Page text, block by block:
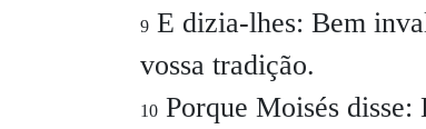
9 E dizia-lhes: Bem
vossa tradição.
10 Porque Moisés disse: